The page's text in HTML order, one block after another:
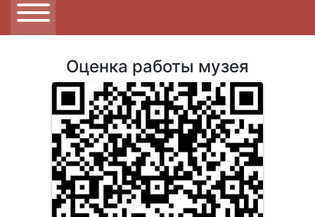
Оценка работы музея